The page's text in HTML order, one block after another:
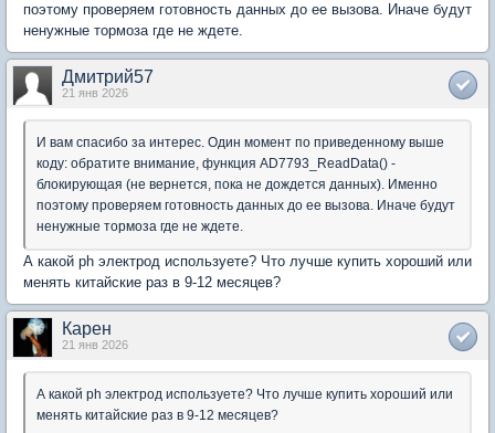
поэтому проверяем готовность данных до ее вызова. Иначе будут
ненужные тормоза где не ждете.
Дмитрий57
21 янв 2026
И вам спасибо за интерес. Один момент по приведенному выше
коду: обратите внимание, функция AD7793_ReadData() -
блокирующая (не вернется, пока не дождется данных). Именно
поэтому проверяем готовность данных до ее вызова. Иначе будут
ненужные тормоза где не ждете.
А какой ph электрод используете? Что лучше купить хороший или
менять китайские раз в 9-12 месяцев?
Карен
21 янв 2026
А какой ph электрод используете? Что лучше купить хороший или
менять китайские раз в 9-12 месяцев?